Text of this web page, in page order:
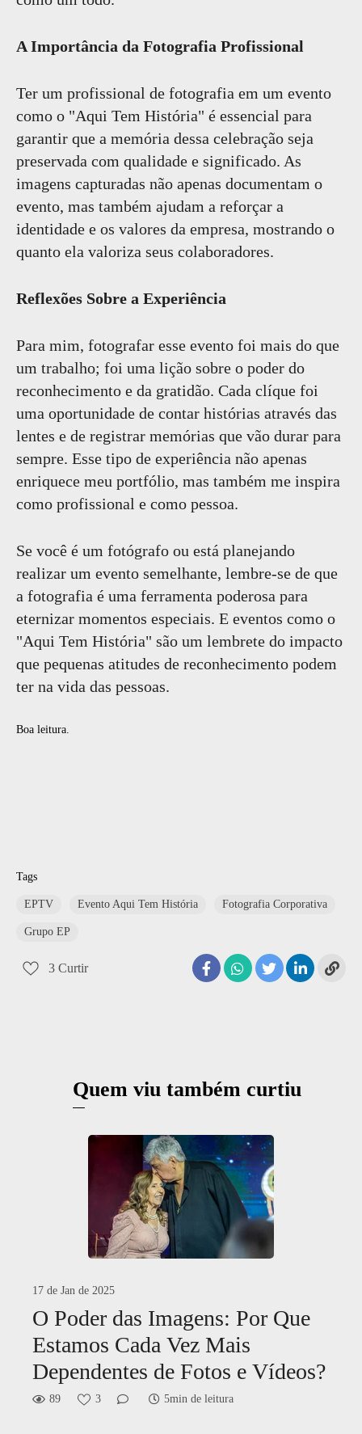
A Importância da Fotografia Profissional
Ter um profissional de fotografia em um evento
como o "Aqui Tem História" é essencial para
garantir que a memória dessa celebração seja
preservada com qualidade e significado. As
imagens capturadas não apenas documentam o
evento, mas também ajudam a reforçar a
identidade e os valores da empresa, mostrando o
quanto ela valoriza seus colaboradores.
Reflexões Sobre a Experiência
Para mim, fotografar esse evento foi mais do que
um trabalho; foi uma lição sobre o poder do
reconhecimento e da gratidão. Cada clíque foi
uma oportunidade de contar histórias através das
lentes e de registrar memórias que vão durar para
sempre. Esse tipo de experiência não apenas
enriquece meu portfólio, mas também me inspira
como profissional e como pessoa.
Se você é um fotógrafo ou está planejando
realizar um evento semelhante, lembre-se de que
a fotografia é uma ferramenta poderosa para
eternizar momentos especiais. E eventos como o
"Aqui Tem História" são um lembrete do impacto
que pequenas atitudes de reconhecimento podem
ter na vida das pessoas.
Boa leitura.
Tags
EPTV Evento Aqui Tem História Fotografia Corporativa
Grupo EP
3 Curtir
Quem viu também curtiu
17 de Jan de 2025
O Poder das Imagens: Por Que
Estamos Cada Vez Mais
Dependentes de Fotos e Vídeos?
89 3 5min de leitura